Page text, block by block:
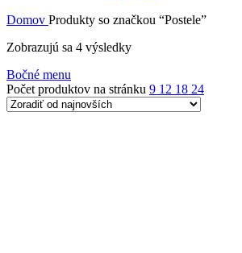
Domov Produkty so značkou “Postele”
Zobrazujú sa 4 výsledkyZoradené
Bočné menu
Počet produktov na stránku 9 12 18 24